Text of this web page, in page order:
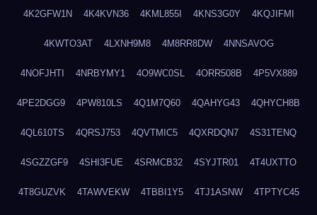
4K2GFW1N 4K4KVN36 4KML855I 4KNS3G0Y 4KQJIFMI
4KWTO3AT 4LXNH9M8 4M8RR8DW 4NNSAVOG
4NOFJHTI 4NRBYMY1 4O9WC0SL 4ORR508B 4P5VX889
4PE2DGG9 4PW810LS 4Q1M7Q60 4QAHYG43 4QHYCH8B
4QL610TS 4QRSJ753 4QVTMIC5 4QXRDQN7 4S31TENQ
4SGZZGF9 4SHI3FUE 4SRMCB32 4SYJTR01 4T4UXTTO
4T8GUZVK 4TAWVEKW 4TBBI1Y5 4TJ1ASNW 4TPTYC45